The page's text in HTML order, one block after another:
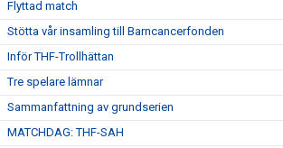
Flyttad match
Stötta vår insamling till Barncancerfonden
Inför THF-Trollhättan
Tre spelare lämnar
Sammanfattning av grundserien
MATCHDAG: THF-SAH